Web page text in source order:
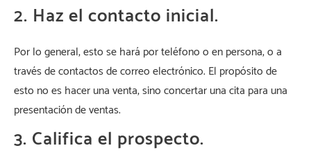
2. Haz el contacto inicial.
Por lo general, esto se hará por teléfono o en persona, o a
través de contactos de correo electrónico. El propósito de
esto no es hacer una venta, sino concertar una cita para una
presentación de ventas.
3. Califica el prospecto.